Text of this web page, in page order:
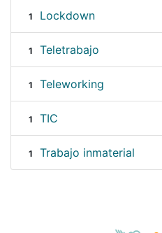
1 Lockdown
1 Teletrabajo
1 Teleworking
1 TIC
1 Trabajo inmaterial